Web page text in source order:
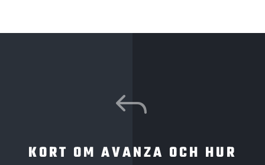
J
KORT OM AVANZA OCH HUR